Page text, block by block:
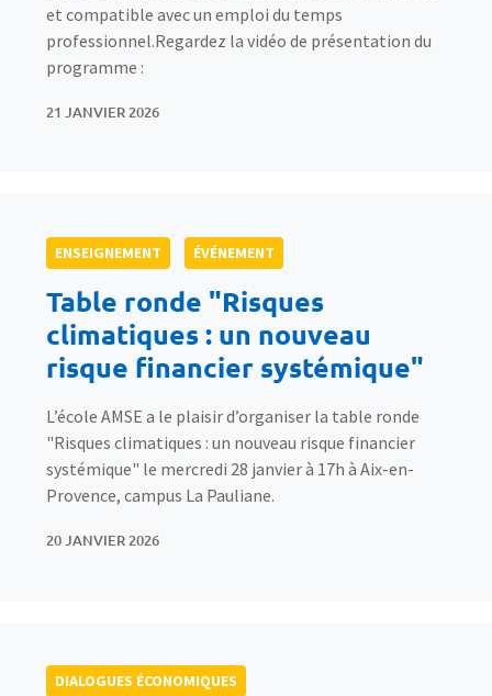
et compatible avec un emploi du temps
professionnel.Regardez la vidéo de présentation du
programme :
21 JANVIER 2026
ENSEIGNEMENT ÉVÉNEMENT
Table ronde "Risques
climatiques : un nouveau
risque financier systémique"
L’école AMSE a le plaisir d’organiser la table ronde
"Risques climatiques : un nouveau risque financier
systémique" le mercredi 28 janvier à 17h à Aix-en-
Provence, campus La Pauliane.
20 JANVIER 2026
DIALOGUES ÉCONOMIQUES